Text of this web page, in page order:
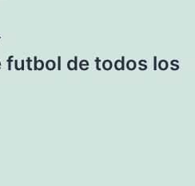
futbol de todos los